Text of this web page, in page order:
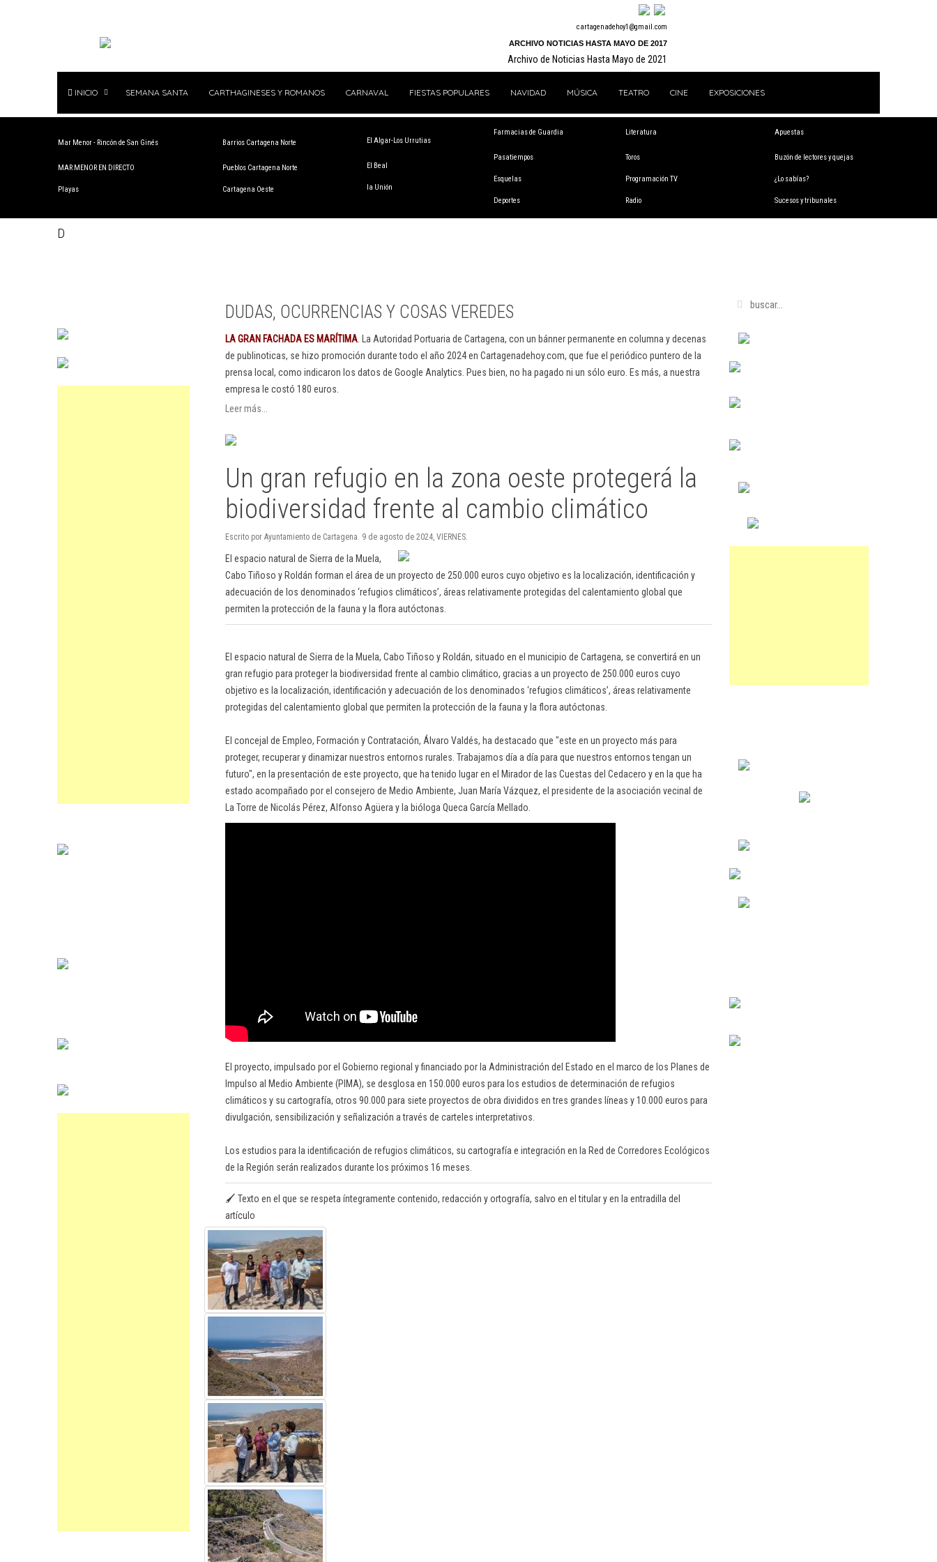
cartagenadehoy1@gmail.com
ARCHIVO NOTICIAS HASTA MAYO DE 2017
Archivo de Noticias Hasta Mayo de 2021
INICIO SEMANA SANTA CARTHAGINESES Y ROMANOS CARNAVAL FIESTAS POPULARES NAVIDAD MÚSICA TEATRO CINE EXPOSICIONES
Mar Menor - Rincón de San Ginés
MAR MENOR EN DIRECTO
Playas
Barrios Cartagena Norte
Pueblos Cartagena Norte
Cartagena Oeste
El Algar-Los Urrutias
El Beal
la Unión
Farmacias de Guardia
Pasatiempos
Esquelas
Deportes
Literatura
Toros
Programación TV
Radio
Apuestas
Buzón de lectores y quejas
¿Lo sabías?
Sucesos y tribunales
D
DUDAS, OCURRENCIAS Y COSAS VEREDES
LA GRAN FACHADA ES MARÍTIMA . La Autoridad Portuaria de Cartagena, con un bánner permanente en columna y decenas
de publinoticas, se hizo promoción durante todo el año 2024 en Cartagenadehoy.com, que fue el periódico puntero de la
prensa local, como indicaron los datos de Google Analytics. Pues bien, no ha pagado ni un sólo euro. Es más, a nuestra
empresa le costó 180 euros.
Leer más...
Un gran refugio en la zona oeste protegerá la
biodiversidad frente al cambio climático
Escrito por Ayuntamiento de Cartagena. 9 de agosto de 2024, VIERNES.
El espacio natural de Sierra de la Muela,
Cabo Tiñoso y Roldán forman el área de un proyecto de 250.000 euros cuyo objetivo es la localización, identificación y
adecuación de los denominados ‘refugios climáticos’, áreas relativamente protegidas del calentamiento global que
permiten la protección de la fauna y la flora autóctonas.
El espacio natural de Sierra de la Muela, Cabo Tiñoso y Roldán, situado en el municipio de Cartagena, se convertirá en un
gran refugio para proteger la biodiversidad frente al cambio climático, gracias a un proyecto de 250.000 euros cuyo
objetivo es la localización, identificación y adecuación de los denominados ‘refugios climáticos’, áreas relativamente
protegidas del calentamiento global que permiten la protección de la fauna y la flora autóctonas.
El concejal de Empleo, Formación y Contratación, Álvaro Valdés, ha destacado que "este en un proyecto más para
proteger, recuperar y dinamizar nuestros entornos rurales. Trabajamos día a día para que nuestros entornos tengan un
futuro", en la presentación de este proyecto, que ha tenido lugar en el Mirador de las Cuestas del Cedacero y en la que ha
estado acompañado por el consejero de Medio Ambiente, Juan María Vázquez, el presidente de la asociación vecinal de
La Torre de Nicolás Pérez, Alfonso Agüera y la bióloga Queca García Mellado.
El proyecto, impulsado por el Gobierno regional y financiado por la Administración del Estado en el marco de los Planes de
Impulso al Medio Ambiente (PIMA), se desglosa en 150.000 euros para los estudios de determinación de refugios
climáticos y su cartografía, otros 90.000 para siete proyectos de obra divididos en tres grandes líneas y 10.000 euros para
divulgación, sensibilización y señalización a través de carteles interpretativos.
Los estudios para la identificación de refugios climáticos, su cartografía e integración en la Red de Corredores Ecológicos
de la Región serán realizados durante los próximos 16 meses.
🖌️ Texto en el que se respeta íntegramente contenido, redacción y ortografía, salvo en el titular y en la entradilla del
artículo